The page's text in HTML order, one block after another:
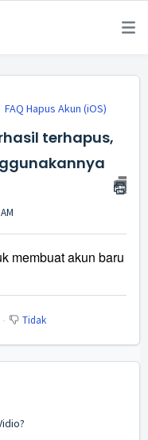
FAQ Hapus Akun (iOS)
terhapus,
membuat akun baru
Tidak